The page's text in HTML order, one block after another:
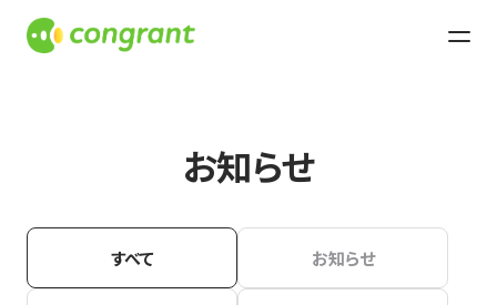
お知らせ
すべて お知らせ